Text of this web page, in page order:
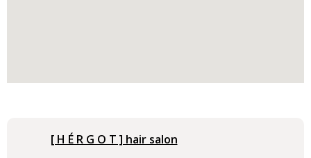
[ H É R G O T ] hair salon